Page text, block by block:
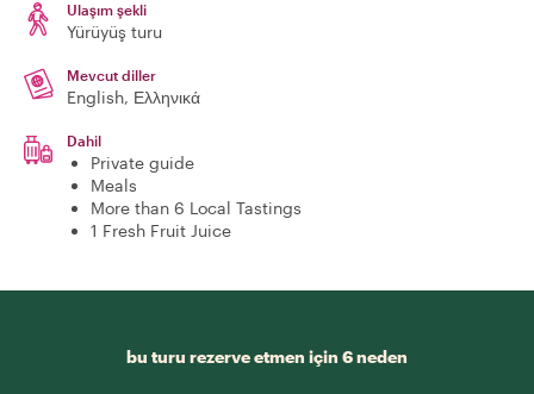
Ulaşım şekli
Yürüyüş turu
Mevcut diller
English, Ελληνικά
Dahil
Private guide
Meals
More than 6 Local Tastings
1 Fresh Fruit Juice
bu turu rezerve etmen için 6 neden